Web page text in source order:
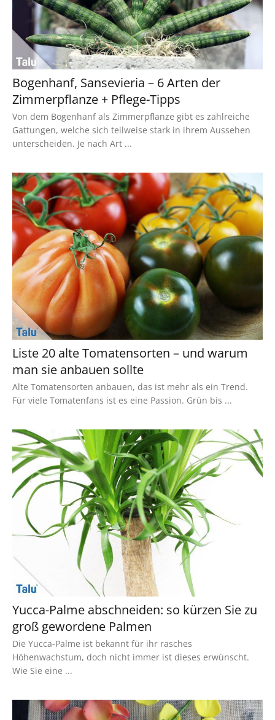
Bogenhanf, Sansevieria – 6 Arten der
Zimmerpflanze + Pflege-Tipps
Von dem Bogenhanf als Zimmerpflanze gibt es zahlreiche
Gattungen, welche sich teilweise stark in ihrem Aussehen
unterscheiden. Je nach Art ...
Liste 20 alte Tomatensorten – und warum
man sie anbauen sollte
Alte Tomatensorten anbauen, das ist mehr als ein Trend.
Für viele Tomatenfans ist es eine Passion. Grün bis ...
Yucca-Palme abschneiden: so kürzen Sie zu
groß gewordene Palmen
Die Yucca-Palme ist bekannt für ihr rasches
Höhenwachstum, doch nicht immer ist dieses erwünscht.
Wie Sie eine ...